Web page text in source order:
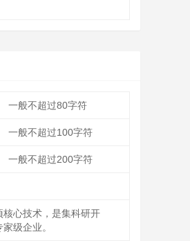
一般不超过80字符
一般不超过100字符
一般不超过200字符
核心技术，是集科研开
级企业。